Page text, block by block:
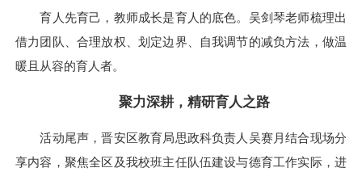
育人先育己，教师成长是育人的底色。吴剑琴老师梳理出
借力团队、合理放权、划定边界、自我调节的减负方法，做温
暖且从容的育人者。
聚力深耕，精研育人之路
活动尾声，晋安区教育局思政科负责人吴赛月结合现场分
享内容，聚焦全区及我校班主任队伍建设与德育工作实际，进